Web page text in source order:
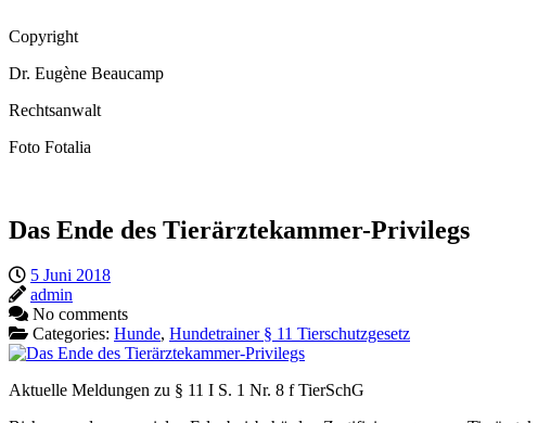
Copyright
Dr. Eugène Beaucamp
Rechtsanwalt
Foto Fotalia
Das Ende des Tierärztekammer-Privilegs
5 Juni 2018
admin
No comments
Categories: Hunde, Hundetrainer § 11 Tierschutzgesetz
Aktuelle Meldungen zu § 11 I S. 1 Nr. 8 f TierSchG